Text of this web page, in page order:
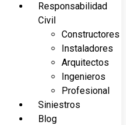
Responsabilidad
Civil
Constructores
Instaladores
Arquitectos
Ingenieros
Profesional
Siniestros
Blog